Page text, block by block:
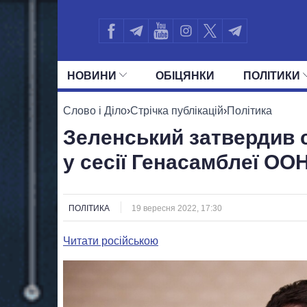
НОВИНИ ОБIЦЯНКИ ПОЛIТИКИ
УСІ ПОЛІТИКИ ПРЕЗИДЕНТ І ОФІС
Слово і Діло›Стрічка публікацій›Політика
Зеленський затвердив
у сесії Генасамблеї
ПОЛІТИКА 19 вересня 2022, 17:30
Читати російською